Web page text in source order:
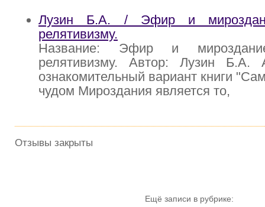
Лузин Б.А. / Эфир и
релятивизму.
Название: Эфир и
релятивизму. Автор: Лузин Б.А.
ознакомительный вариант книги
чудом Мироздания является то,
Отзывы закрыты
Ещё записи в рубрике: